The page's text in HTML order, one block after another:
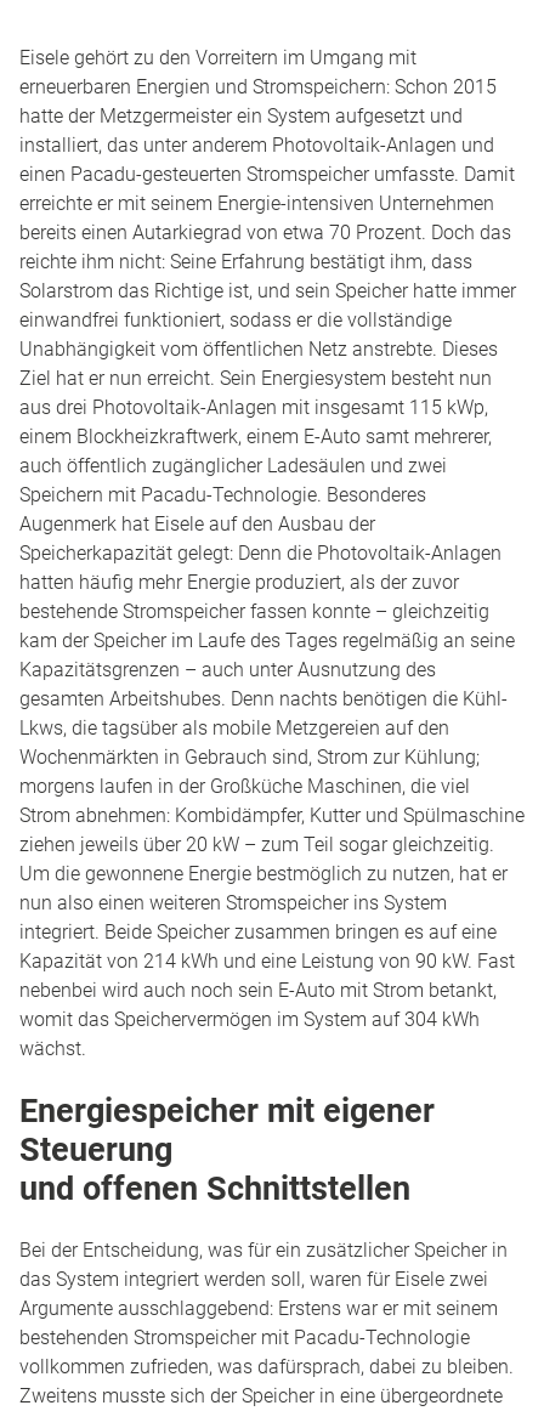
Eisele gehört zu den Vorreitern im Umgang mit
erneuerbaren Energien und Stromspeichern: Schon 2015
hatte der Metzgermeister ein System aufgesetzt und
installiert, das unter anderem Photovoltaik-Anlagen und
einen Pacadu-gesteuerten Stromspeicher umfasste. Damit
erreichte er mit seinem Energie-intensiven Unternehmen
bereits einen Autarkiegrad von etwa 70 Prozent. Doch das
reichte ihm nicht: Seine Erfahrung bestätigt ihm, dass
Solarstrom das Richtige ist, und sein Speicher hatte immer
einwandfrei funktioniert, sodass er die vollständige
Unabhängigkeit vom öffentlichen Netz anstrebte. Dieses
Ziel hat er nun erreicht. Sein Energiesystem besteht nun
aus drei Photovoltaik-Anlagen mit insgesamt 115 kWp,
einem Blockheizkraftwerk, einem E-Auto samt mehrerer,
auch öffentlich zugänglicher Ladesäulen und zwei
Speichern mit Pacadu-Technologie. Besonderes
Augenmerk hat Eisele auf den Ausbau der
Speicherkapazität gelegt: Denn die Photovoltaik-Anlagen
hatten häufig mehr Energie produziert, als der zuvor
bestehende Stromspeicher fassen konnte – gleichzeitig
kam der Speicher im Laufe des Tages regelmäßig an seine
Kapazitätsgrenzen – auch unter Ausnutzung des
gesamten Arbeitshubes. Denn nachts benötigen die Kühl-
Lkws, die tagsüber als mobile Metzgereien auf den
Wochenmärkten in Gebrauch sind, Strom zur Kühlung;
morgens laufen in der Großküche Maschinen, die viel
Strom abnehmen: Kombidämpfer, Kutter und Spülmaschine
ziehen jeweils über 20 kW – zum Teil sogar gleichzeitig.
Um die gewonnene Energie bestmöglich zu nutzen, hat er
nun also einen weiteren Stromspeicher ins System
integriert. Beide Speicher zusammen bringen es auf eine
Kapazität von 214 kWh und eine Leistung von 90 kW. Fast
nebenbei wird auch noch sein E-Auto mit Strom betankt,
womit das Speichervermögen im System auf 304 kWh
wächst.
Energiespeicher mit eigener
Steuerung
und offenen Schnittstellen
Bei der Entscheidung, was für ein zusätzlicher Speicher in
das System integriert werden soll, waren für Eisele zwei
Argumente ausschlaggebend: Erstens war er mit seinem
bestehenden Stromspeicher mit Pacadu-Technologie
vollkommen zufrieden, was dafürsprach, dabei zu bleiben.
Zweitens musste sich der Speicher in eine übergeordnete